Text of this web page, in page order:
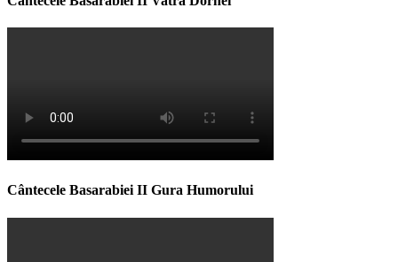
Cântecele Basarabiei II Gura Humorului